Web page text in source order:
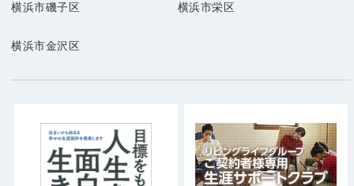
横浜市磯子区 横浜市栄区
横浜市金沢区